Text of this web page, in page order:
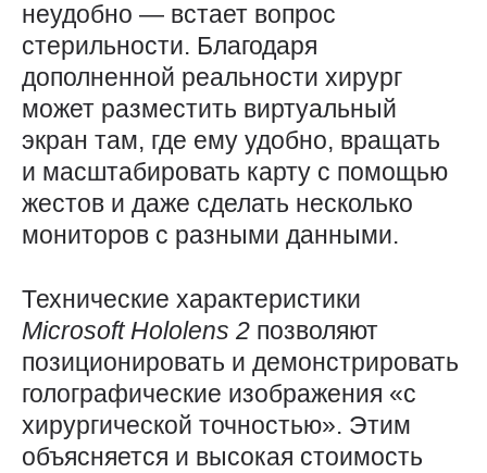
неудобно — ​встает вопрос
стерильности. Благодаря
дополненной реальности хирург
может разместить виртуальный
экран там, где ему удобно, вращать
и масштабировать карту с помощью
жестов и даже сделать несколько
мониторов с разными данными.
Технические характеристики
MicrosoftHololens 2 позволяют
позиционировать и демонстрировать
голографические изображения «с
хирургической точностью». Этим
объясняется и высокая стоимость